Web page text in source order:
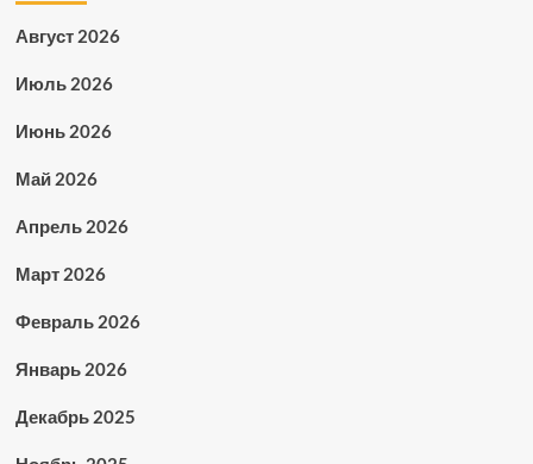
Август 2026
Июль 2026
Июнь 2026
Май 2026
Апрель 2026
Март 2026
Февраль 2026
Январь 2026
Декабрь 2025